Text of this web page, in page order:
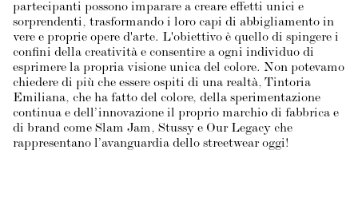
partecipanti possono imparare a creare effetti unici e
sorprendenti, trasformando i loro capi di abbigliamento in
vere e proprie opere d'arte. L'obiettivo è quello di spingere i
confini della creatività e consentire a ogni individuo di
esprimere la propria visione unica del colore. Non potevamo
chiedere di più che essere ospiti di una realtà, Tintoria
Emiliana, che ha fatto del colore, della sperimentazione
continua e dell’innovazione il proprio marchio di fabbrica e
di brand come Slam Jam, Stussy e Our Legacy che
rappresentano l’avanguardia dello streetwear oggi!